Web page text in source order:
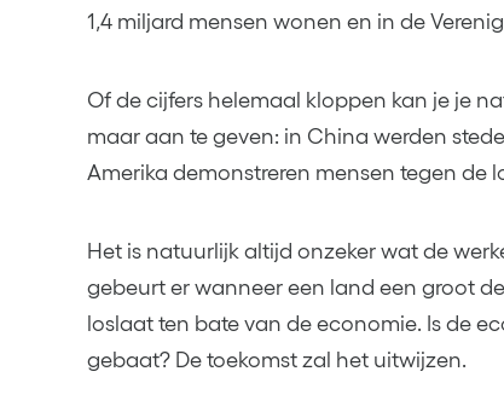
1,4 miljard mensen wonen en in de
Of de cijfers helemaal kloppen kan je je
maar aan te geven: in China werden
Amerika demonstreren mensen tegen de
Het is natuurlijk altijd onzeker wat de
gebeurt er wanneer een land een groot
loslaat ten bate van de economie. Is de
gebaat? De toekomst zal het uitwijzen.